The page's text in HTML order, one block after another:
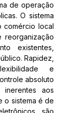
de operação
O sistema
comércio local
existentes,
Rapidez,
e
absoluto
inerentes aos
o sistema é de